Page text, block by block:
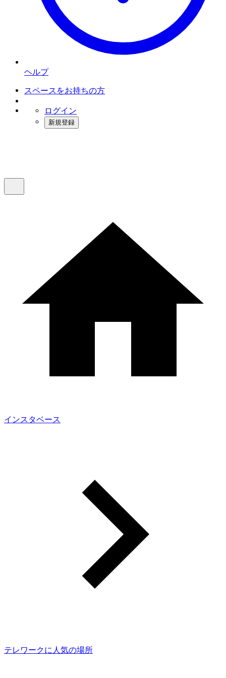
ヘルプ
スペースをお持ちの方
ログイン
新規登録
インスタベース
テレワークに人気の場所